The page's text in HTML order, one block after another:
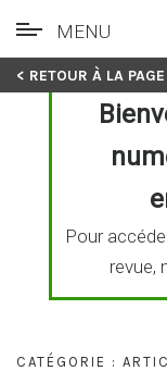
Skip
MENU
< RETOUR À LA
Pour
revue,
CATÉGORIE :